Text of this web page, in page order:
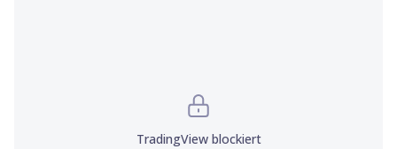
TradingViewblockiert